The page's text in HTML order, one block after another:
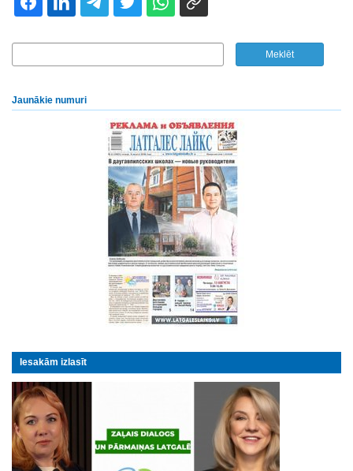
Jaunākie numuri
Iesakām izlasīt